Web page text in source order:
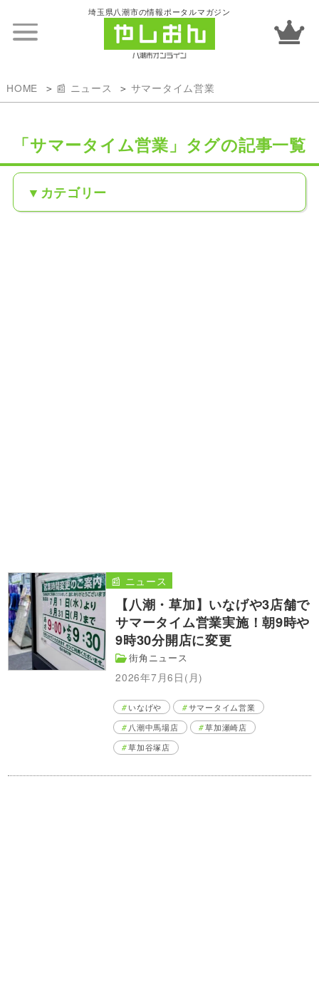
埼玉県八潮市の情報ポータルマガジン
HOME 📰 ニュース サマータイム営業
「サマータイム営業」タグの記事一覧
カテゴリー
【八潮・草加】いなげや3店舗で
サマータイム営業実施！朝9時や
9時30分開店に変更
街角ニュース
2026年7月6日(月)
📰 ニュース
いなげや
サマータイム営業
八潮中馬場店
草加瀬崎店
草加谷塚店